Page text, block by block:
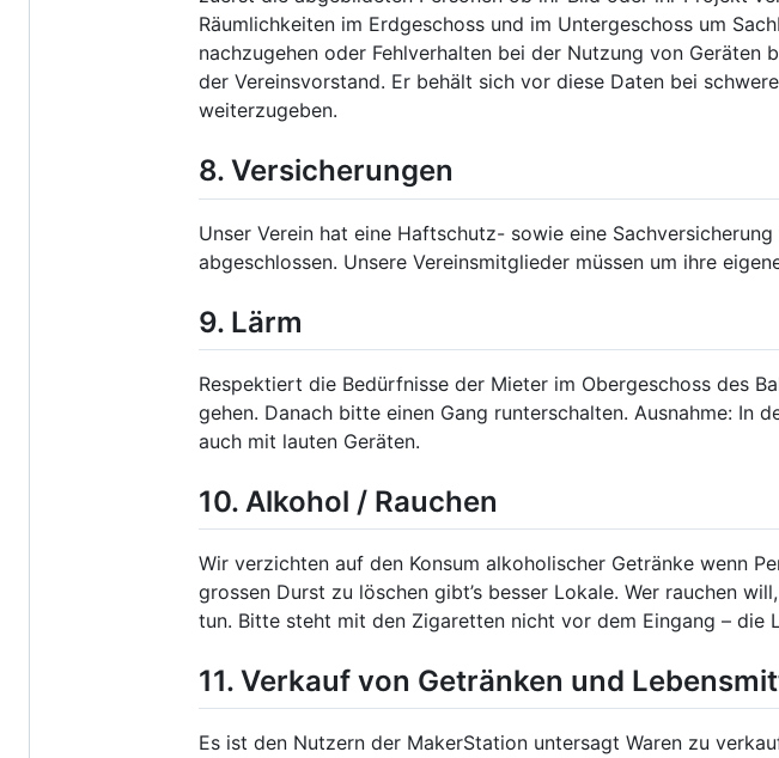
Räumlichkeiten im Erdgeschoss und im Untergeschoss um
nachzugehen oder Fehlverhalten bei der Nutzung von
der Vereinsvorstand. Er behält sich vor diese Daten bei
weiterzugeben.
8. Versicherungen
Unser Verein hat eine Haftschutz- sowie eine
abgeschlossen. Unsere Vereinsmitglieder müssen um ihre
9. Lärm
Respektiert die Bedürfnisse der Mieter im Obergeschoss des
gehen. Danach bitte einen Gang runterschalten. Ausnahme:
auch mit lauten Geräten.
10. Alkohol / Rauchen
Wir verzichten auf den Konsum alkoholischer Getränke wenn
grossen Durst zu löschen gibt’s besser Lokale. Wer rauchen
tun. Bitte steht mit den Zigaretten nicht vor dem Eingang –
11. Verkauf von Getränken und
Es ist den Nutzern der MakerStation untersagt Waren zu